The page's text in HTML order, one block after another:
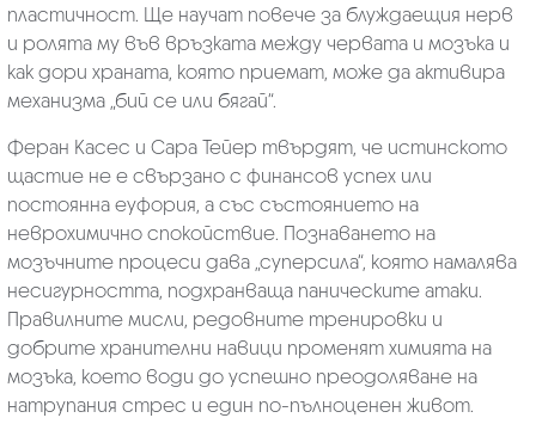
пластичност. Ще научат повече за блуждаещия нерв
и ролята му във връзката между червата и мозъка и
как дори храната, която приемат, може да активира
механизма „бий се или бягай“.
Феран Касес и Сара Тейер твърдят, че истинското
щастие не е свързано с финансов успех или
постоянна еуфория, а със състоянието на
неврохимично спокойствие. Познаването на
мозъчните процеси дава „суперсила“, която намалява
несигурността, подхранваща паническите атаки.
Правилните мисли, редовните тренировки и
добрите хранителни навици променят химията на
мозъка, което води до успешно преодоляване на
натрупания стрес и един по-пълноценен живот.